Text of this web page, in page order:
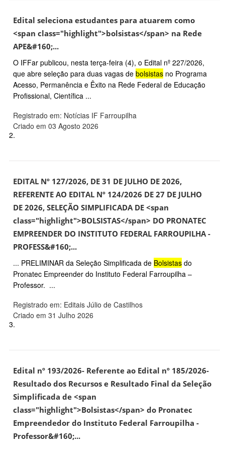
Edital seleciona estudantes para atuarem como
<span class="highlight">bolsistas</span> na Rede
APE&#160;...
O IFFar publicou, nesta terça-feira (4), o Edital nº 227/2026,
que abre seleção para duas vagas de bolsistas no Programa
Acesso, Permanência e Êxito na Rede Federal de Educação
Profissional, Científica ...
Registrado em: Notícias IF Farroupilha
Criado em 03 Agosto 2026
2.
EDITAL Nº 127/2026, DE 31 DE JULHO DE 2026,
REFERENTE AO EDITAL Nº 124/2026 DE 27 DE JULHO
DE 2026, SELEÇÃO SIMPLIFICADA DE <span
class="highlight">BOLSISTAS</span> DO PRONATEC
EMPREENDER DO INSTITUTO FEDERAL FARROUPILHA -
PROFESS&#160;...
... PRELIMINAR da Seleção Simplificada de Bolsistas do
Pronatec Empreender do Instituto Federal Farroupilha –
Professor. ...
Registrado em: Editais Júlio de Castilhos
Criado em 31 Julho 2026
3.
Edital nº 193/2026- Referente ao Edital nº 185/2026-
Resultado dos Recursos e Resultado Final da Seleção
Simplificada de <span
class="highlight">Bolsistas</span> do Pronatec
Empreendedor do Instituto Federal Farroupilha -
Professor&#160;...